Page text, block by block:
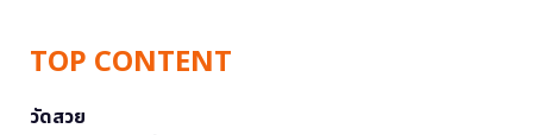
TOP CONTENT
วัดสวย